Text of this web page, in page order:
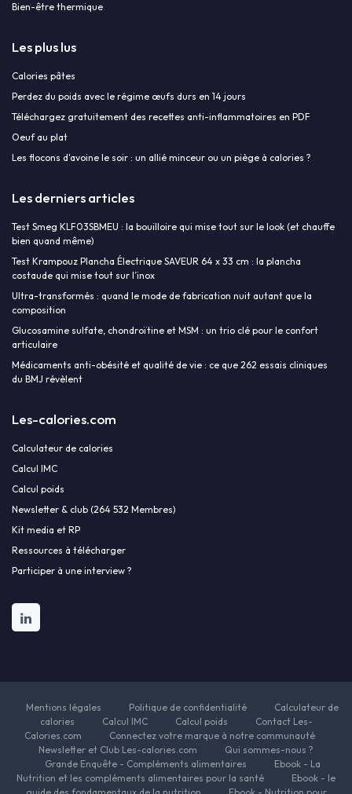
Bien-être thermique
Les plus lus
Calories pâtes
Perdez du poids avec le régime œufs durs en 14 jours
Téléchargez gratuitement des recettes anti-inflammatoires en PDF
Oeuf au plat
Les flocons d'avoine le soir : un allié minceur ou un piège à calories ?
Les derniers articles
Test Smeg KLF03SBMEU : la bouilloire qui mise tout sur le look (et chauffe
bien quand même)
Test Krampouz Plancha Électrique SAVEUR 64 x 33 cm : la plancha
costaude qui mise tout sur l’inox
Ultra-transformés : quand le mode de fabrication nuit autant que la
composition
Glucosamine sulfate, chondroïtine et MSM : un trio clé pour le confort
articulaire
Médicaments anti-obésité et qualité de vie : ce que 262 essais cliniques
du BMJ révèlent
Les-calories.com
Calculateur de calories
Calcul IMC
Calcul poids
Newsletter & club (264 532 Membres)
Kit media et RP
Ressources à télécharger
Participer à une interview ?
Mentions légales Politique de confidentialité
Calculateur de
calories
Calcul IMC Calcul poids
Contact Les-
Calories.com
Connectez votre marque à notre communauté
Newsletter et Club Les-calories.com
Qui sommes-nous ?
Grande Enquête - Compléments alimentaires
Ebook - La
Nutrition et les compléments alimentaires pour la santé
Ebook - le